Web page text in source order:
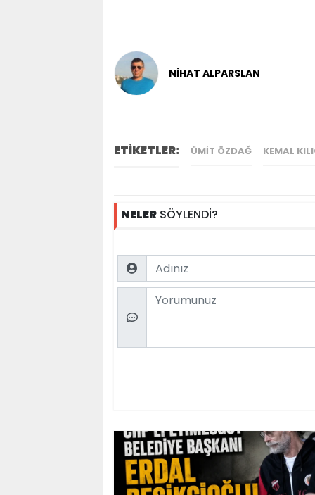
NİHAT ALPARSLAN
ETİKETLER: ÜMIT ÖZDAĞ KEMAL
NELER SÖYLENDİ?
Name
Comment